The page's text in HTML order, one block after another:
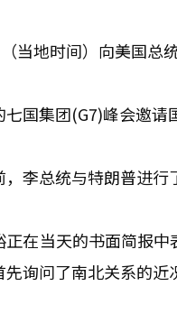
当地时间）向美国总
国集团(G7)峰会邀请
李总统与特朗普进行
在当天的书面简报
询问了南北关系的近